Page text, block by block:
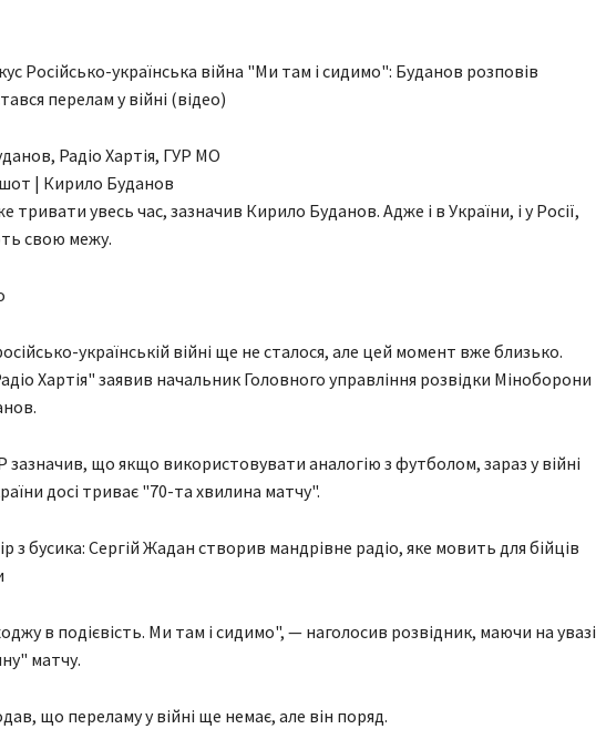
Російсько-українська війна "Ми там і сидимо": Буданов розповів
перелам у війні (відео)
| Кирило Буданов
тривати увесь час, зазначив Кирило Буданов. Адже і в України, і у Росії,
свою межу.
українській війні ще не сталося, але цей момент вже близько.
Хартія" заявив начальник Головного управління розвідки Міноборони
зазначив, що якщо використовувати аналогію з футболом, зараз у війні
досі триває "70-та хвилина матчу".
з бусика: Сергій Жадан створив мандрівне радіо, яке мовить для бійців
в подієвість. Ми там і сидимо", — наголосив розвідник, маючи на увазі
матчу.
що переламу у війні ще немає, але він поряд.